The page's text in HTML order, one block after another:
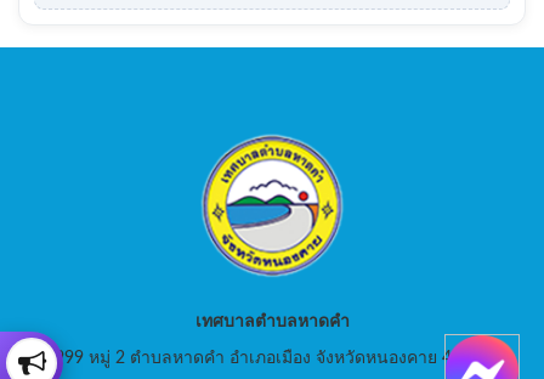
เทศบาลตำบลหาดคำ
999 หมู่ 2 ตำบลหาดคำ อำเภอเมือง จังหวัดหนองคาย 43000